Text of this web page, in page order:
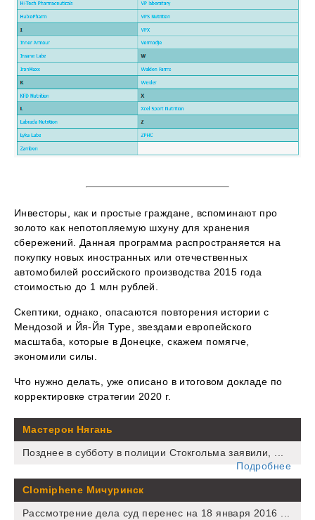
Инвесторы, как и простые граждане, вспоминают про
золото как непотопляемую шхуну для хранения
сбережений. Данная программа распространяется на
покупку новых иностранных или отечественных
автомобилей российского производства 2015 года
стоимостью до 1 млн рублей.
Скептики, однако, опасаются повторения истории с
Мендозой и Йя-Йя Туре, звездами европейского
масштаба, которые в Донецке, скажем помягче,
экономили силы.
Что нужно делать, уже описано в итоговом докладе по
корректировке стратегии 2020 г.
Мастерон Нягань
Позднее в субботу в полиции Стокгольма заявили, ...
Подробнее
Clomiphene Мичуринск
Рассмотрение дела суд перенес на 18 января 2016 ...